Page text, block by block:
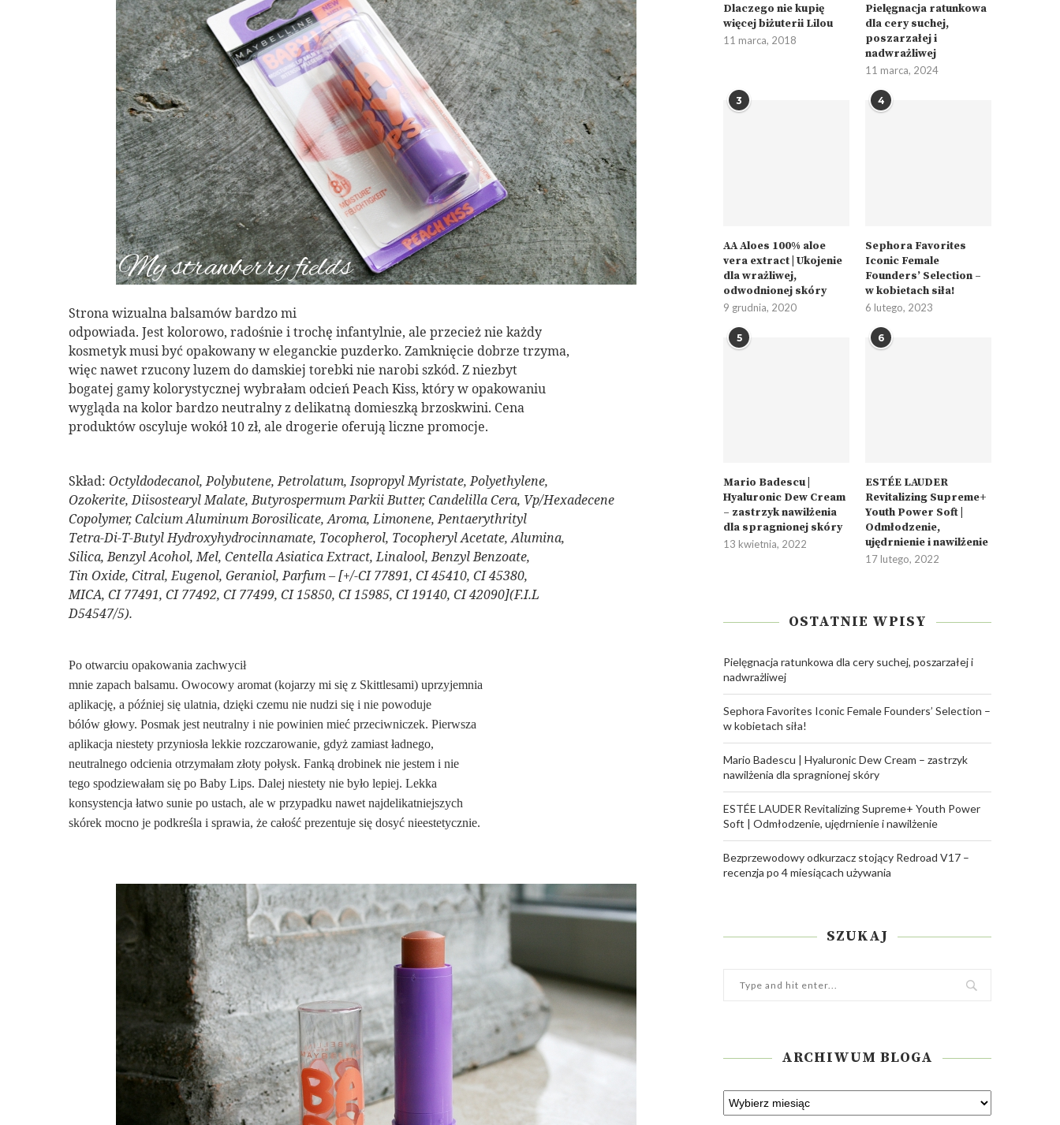
Strona wizualna balsamów bardzo mi
odpowiada. Jest kolorowo, radośnie i trochę infantylnie, ale przecież nie każdy
kosmetyk musi być opakowany w eleganckie puzderko. Zamknięcie dobrze trzyma,
więc nawet rzucony luzem do damskiej torebki nie narobi szkód. Z niezbyt
bogatej gamy kolorystycznej wybrałam odcień Peach Kiss, który w opakowaniu
wygląda na kolor bardzo neutralny z delikatną domieszką brzoskwini. Cena
produktów oscyluje wokół 10 zł, ale drogerie oferują liczne promocje.
Skład: Octyldodecanol, Polybutene, Petrolatum, Isopropyl Myristate, Polyethylene,
Ozokerite, Diisostearyl Malate, Butyrospermum Parkii Butter, Candelilla Cera, Vp/Hexadecene
Copolymer, Calcium Aluminum Borosilicate, Aroma, Limonene, Pentaerythrityl
Tetra-Di-T-Butyl Hydroxyhydrocinnamate, Tocopherol, Tocopheryl Acetate, Alumina,
Silica, Benzyl Acohol, Mel, Centella Asiatica Extract, Linalool, Benzyl Benzoate,
Tin Oxide, Citral, Eugenol, Geraniol, Parfum – [+/-CI 77891, CI 45410, CI 45380,
MICA, CI 77491, CI 77492, CI 77499, CI 15850, CI 15985, CI 19140, CI 42090](F.I.L
D54547/5).
Po otwarciu opakowania zachwycił
mnie zapach balsamu. Owocowy aromat (kojarzy mi się z Skittlesami) uprzyjemnia
aplikację, a później się ulatnia, dzięki czemu nie nudzi się i nie powoduje
bólów głowy. Posmak jest neutralny i nie powinien mieć przeciwniczek. Pierwsza
aplikacja niestety przyniosła lekkie rozczarowanie, gdyż zamiast ładnego,
neutralnego odcienia otrzymałam złoty połysk. Fanką drobinek nie jestem i nie
tego spodziewałam się po Baby Lips. Dalej niestety nie było lepiej. Lekka
konsystencja łatwo sunie po ustach, ale w przypadku nawet najdelikatniejszych
skórek mocno je podkreśla i sprawia, że całość prezentuje się dosyć nieestetycznie.
Dlaczego nie kupię
więcej biżuterii Lilou
11 marca, 2018
Pielęgnacja ratunkowa
dla cery suchej,
poszarzałej i
nadwrażliwej
11 marca, 2024
3
AA Aloes 100% aloe
vera extract | Ukojenie
dla wrażliwej,
odwodnionej skóry
9 grudnia, 2020
4
Sephora Favorites
Iconic Female
Founders’ Selection –
w kobietach siła!
6 lutego, 2023
5
Mario Badescu |
Hyaluronic Dew Cream
– zastrzyk nawilżenia
dla spragnionej skóry
13 kwietnia, 2022
6
ESTÉE LAUDER
Revitalizing Supreme+
Youth Power Soft |
Odmłodzenie,
ujędrnienie i nawilżenie
17 lutego, 2022
OSTATNIE WPISY
Pielęgnacja ratunkowa dla cery suchej, poszarzałej i
nadwrażliwej
Sephora Favorites Iconic Female Founders’ Selection –
w kobietach siła!
Mario Badescu | Hyaluronic Dew Cream – zastrzyk
nawilżenia dla spragnionej skóry
ESTÉE LAUDER Revitalizing Supreme+ Youth Power
Soft | Odmłodzenie, ujędrnienie i nawilżenie
Bezprzewodowy odkurzacz stojący Redroad V17 –
recenzja po 4 miesiącach używania
SZUKAJ
ARCHIWUM BLOGA